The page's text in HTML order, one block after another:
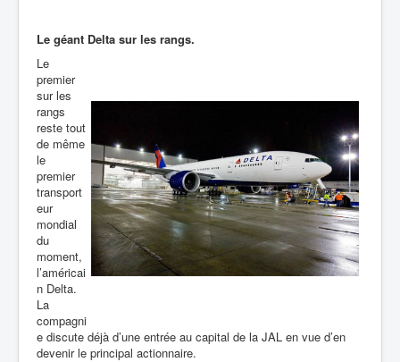
Le géant Delta sur les rangs.
Le
premier
sur les
rangs
reste tout
de même
le
premier
transport
eur
mondial
du
moment,
l’américai
n Delta.
La
compagni
e discute déjà d’une entrée au capital de la JAL en vue d’en
devenir le principal actionnaire.